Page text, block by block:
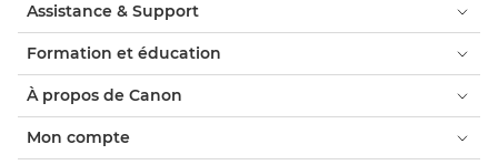
Assistance & Support
Formation et éducation
À propos de Canon
Mon compte